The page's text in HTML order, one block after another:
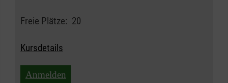
Freie Plätze: 20
Kursdetails
Anmelden